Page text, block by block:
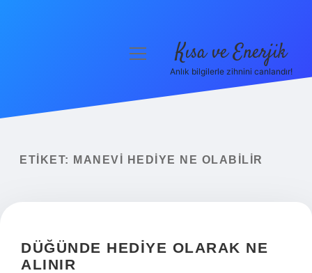
Yasal Uyarı
menüyü
Kısa ve Enerjik
Anlık bilgilerle zihnini canlandır!
ETIKET: MANEVI HEDIYE NE OLABILIR
DÜĞÜNDE HEDIYE OLARAK NE
ALINIR